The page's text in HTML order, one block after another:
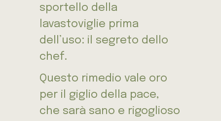
sportello della
lavastoviglie prima
dell’uso: il segreto dello
chef.
Questo rimedio vale oro
per il giglio della pace,
che sarà sano e rigoglioso